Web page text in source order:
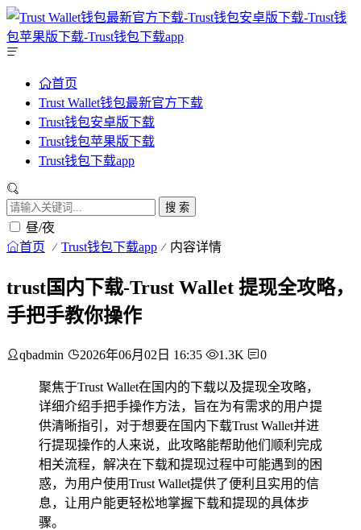
首页
Trust Wallet钱包最新官方下载
Trust钱包安卓版下载
Trust钱包苹果版下载
Trust钱包下载app
搜 索
昼/夜
首页 Trust钱包下载app 内容详情
trust国内下载-Trust Wallet 提现全攻略，
手把手教你操作
qbadmin 2026年06月02日 16:35 1.3K 0
聚焦于Trust Wallet在国内的下载以及提现全攻略，
详细介绍手把手操作方法，旨在为有需求的用户提
供清晰指引，对于想要在国内下载Trust Wallet并进
行提现操作的人来说，此攻略能帮助他们顺利完成
相关流程，解决在下载和提现过程中可能遇到的困
惑，为用户使用Trust Wallet提供了便利且实用的信
息，让用户能更轻松地掌握下载和提现的具体步
骤。